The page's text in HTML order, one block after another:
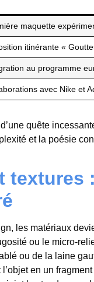
maquette
itinérante «
au programme
avec Nike et
quête
et la poésie
les matériaux
ou le micro-
ou de la laine
en un